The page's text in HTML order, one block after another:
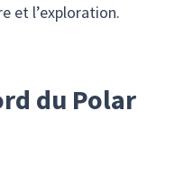
et l’exploration.
du Polar